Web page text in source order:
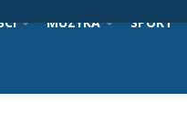
MUZYKA SPORT